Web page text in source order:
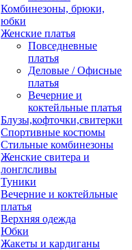
Комбинезоны, брюки,
юбки
Женские платья
Повседневные
платья
Деловые / Офисные
платья
Вечерние и
коктейльные платья
Блузы,кофточки,свитерки
Спортивные костюмы
Стильные комбинезоны
Женские свитера и
лонглсливы
Туники
Вечерние и коктейльные
платья
Верхняя одежда
Юбки
Жакеты и кардиганы